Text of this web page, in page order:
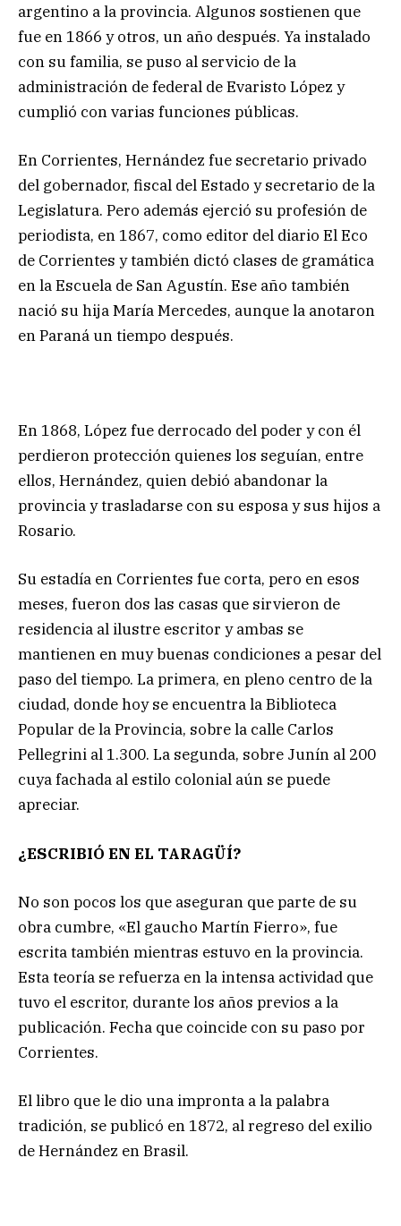
argentino a la provincia. Algunos sostienen que
fue en 1866 y otros, un año después. Ya instalado
con su familia, se puso al servicio de la
administración de federal de Evaristo López y
cumplió con varias funciones públicas.
En Corrientes, Hernández fue secretario privado
del gobernador, fiscal del Estado y secretario de la
Legislatura. Pero además ejerció su profesión de
periodista, en 1867, como editor del diario El Eco
de Corrientes y también dictó clases de gramática
en la Escuela de San Agustín. Ese año también
nació su hija María Mercedes, aunque la anotaron
en Paraná un tiempo después.
En 1868, López fue derrocado del poder y con él
perdieron protección quienes los seguían, entre
ellos, Hernández, quien debió abandonar la
provincia y trasladarse con su esposa y sus hijos a
Rosario.
Su estadía en Corrientes fue corta, pero en esos
meses, fueron dos las casas que sirvieron de
residencia al ilustre escritor y ambas se
mantienen en muy buenas condiciones a pesar del
paso del tiempo. La primera, en pleno centro de la
ciudad, donde hoy se encuentra la Biblioteca
Popular de la Provincia, sobre la calle Carlos
Pellegrini al 1.300. La segunda, sobre Junín al 200
cuya fachada al estilo colonial aún se puede
apreciar.
¿ESCRIBIÓ EN EL TARAGÜÍ?
No son pocos los que aseguran que parte de su
obra cumbre, «El gaucho Martín Fierro», fue
escrita también mientras estuvo en la provincia.
Esta teoría se refuerza en la intensa actividad que
tuvo el escritor, durante los años previos a la
publicación. Fecha que coincide con su paso por
Corrientes.
El libro que le dio una impronta a la palabra
tradición, se publicó en 1872, al regreso del exilio
de Hernández en Brasil.